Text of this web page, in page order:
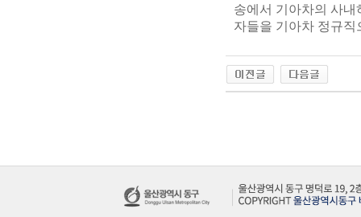
송에서 기아차의 사
자들을 기아차 정규